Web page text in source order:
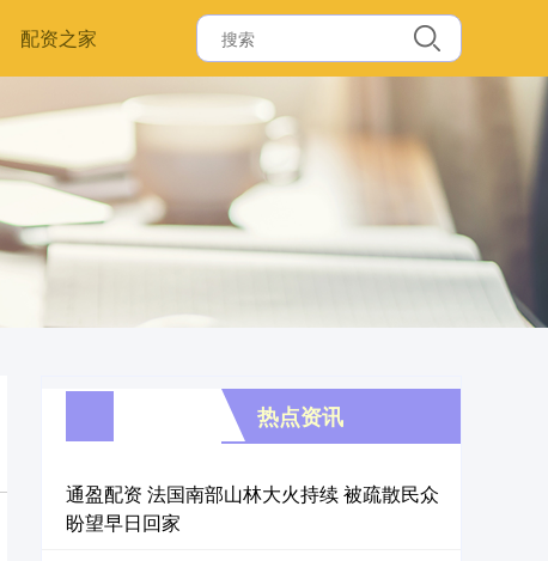
配资之家
热点资讯
通盈配资 法国南部山林大火持续 被疏散民众
盼望早日回家